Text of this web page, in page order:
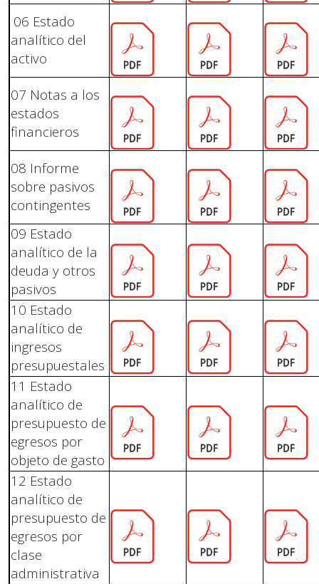
06 Estado
analítico del
activo
07 Notas a los
estados
financieros
08 Informe
sobre pasivos
contingentes
09 Estado
analítico de la
deuda y otros
pasivos
10 Estado
analítico de
ingresos
presupuestales
11 Estado
analítico de
presupuesto de
egresos por
objeto de gasto
12 Estado
analítico de
presupuesto de
egresos por
clase
administrativa